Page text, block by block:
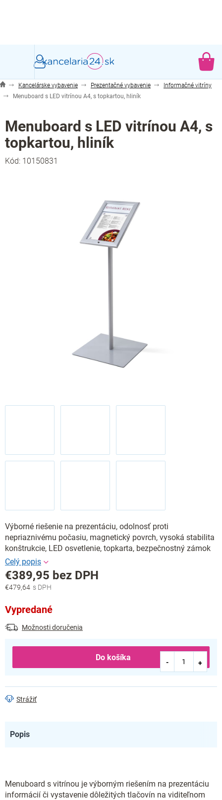
Kancelárske vybavenie Prezentačné vybavenie
Informačné vitríny
Menuboard s LED vitrínou A4, s topkartou, hliník
Menuboard s LED vitrínou A4, s
topkartou, hliník
Kód: 10150831
Výborné riešenie na prezentáciu, odolnosť proti
nepriaznivému počasiu, magnetický povrch, vysoká stabilita
konštrukcie, LED osvetlenie, topkarta, bezpečnostný zámok
€479,64
€389,95 bez DPH
Jednotková
Vypredané
Možnosti doručenia
Do košíka
Strážiť
Popis
Menuboard s vitrínou je výborným riešením na prezentáciu
informácií či vystavenie dôležitých tlačovín na viditeľnom